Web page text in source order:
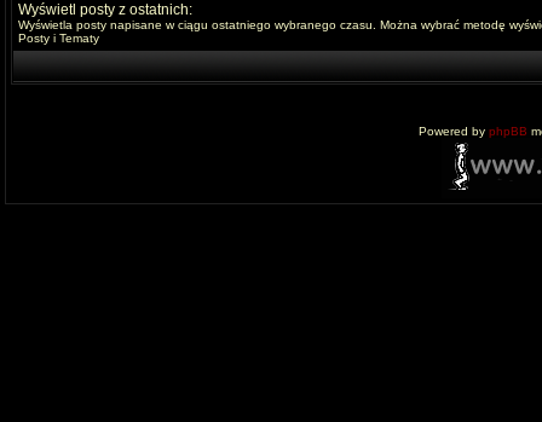
Wyświetl posty z ostatnich:
Wyświetla posty napisane w ciągu ostatniego wybranego czasu. Można wybrać metodę
Posty i Tematy
Powered by phpBB